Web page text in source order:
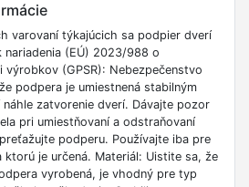
varovaní týkajúcich sa podpier dverí
(EÚ) 2023/988 o
výrobkov (GPSR): Nebezpečenstvo
podpera je umiestnená stabilným
zatvorenie dverí. Dávajte pozor
pri umiestňovaní a odstraňovaní
podperu. Používajte iba pre
je určená. Materiál: Uistite sa, že
vyrobená, je vhodný pre typ